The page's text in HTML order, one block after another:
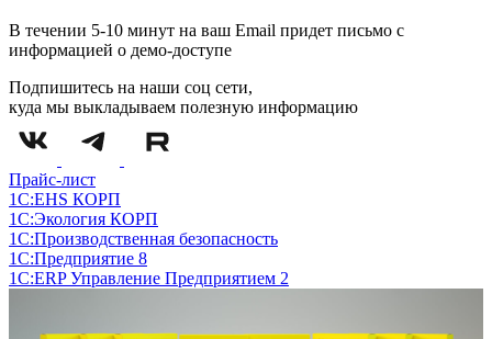
В течении 5-10 минут на ваш Email придет письмо с
информацией о демо-доступе
Подпишитесь на наши соц сети,
куда мы выкладываем полезную информацию
Прайс-лист
1С:EHS КОРП
1С:Экология КОРП
1С:Производственная безопасность
1С:Предприятие 8
1С:ERP Управление Предприятием 2